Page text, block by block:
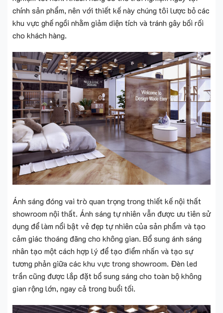
chính sản phẩm, nên với thiết kế này chúng tôi lược bỏ các
khu vực ghế ngồi nhằm giảm diện tích và tránh gây bối rối
cho khách hàng.
Ánh sáng đóng vai trò quan trọng trong thiết kế nội thất
showroom nội thất. Ánh sáng tự nhiên vẫn được ưu tiên sử
dụng để làm nổi bật vẻ đẹp tự nhiên của sản phẩm và tạo
cảm giác thoáng đãng cho không gian. Bổ sung ánh sáng
nhân tạo một cách hợp lý để tạo điểm nhấn và tạo sự
tương phản giữa các khu vực trong showroom. Đèn led
trần cũng được lắp đặt bổ sung sáng cho toàn bộ không
gian rộng lớn, ngay cả trong buổi tối.